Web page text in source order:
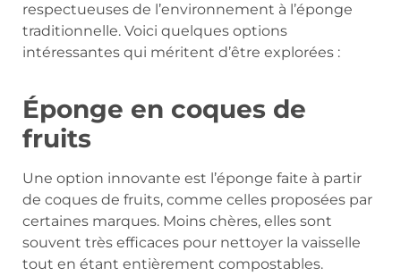
respectueuses de l’environnement à l’éponge
traditionnelle. Voici quelques options
intéressantes qui méritent d’être explorées :
Éponge en coques de
fruits
Une option innovante est l’éponge faite à partir
de coques de fruits, comme celles proposées par
certaines marques. Moins chères, elles sont
souvent très efficaces pour nettoyer la vaisselle
tout en étant entièrement compostables.